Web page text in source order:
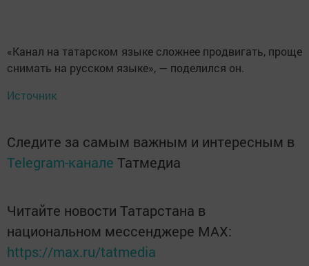
«Канал на татарском языке сложнее продвигать, проще
снимать на русском языке», — поделился он.
Источник
Следите за самым важным и интересным в
Telegram-канале Татмедиа
Читайте новости Татарстана в
национальном мессенджере MАХ:
https://max.ru/tatmedia